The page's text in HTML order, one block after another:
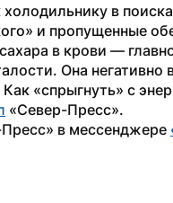
в
и пропущенные
в крови —
Она негативно
«спрыгнуть» с
«Север-Пресс».
в мессенджере